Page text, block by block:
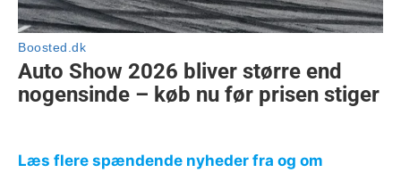
Læs flere spændende nyheder fra og om